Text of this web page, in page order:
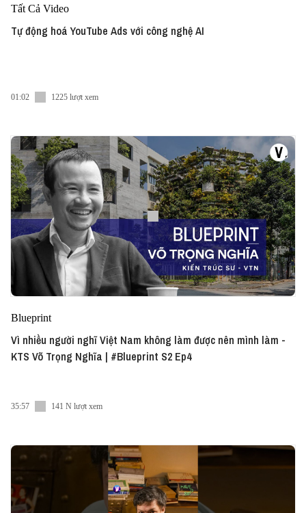
Tất Cả Video
Tự động hoá YouTube Ads với công nghệ AI
01:02 1225 lượt xem
Blueprint
Vì nhiều người nghĩ Việt Nam không làm được nên mình làm -
KTS Võ Trọng Nghĩa | #Blueprint S2 Ep4
35:57 141 N lượt xem